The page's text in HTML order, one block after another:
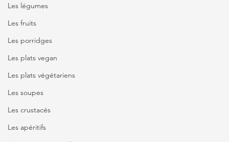
Les légumes
Les fruits
Les porridges
Les plats vegan
Les plats végétariens
Les soupes
Les crustacés
Les apéritifs